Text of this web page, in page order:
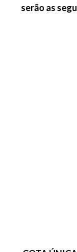
serão as